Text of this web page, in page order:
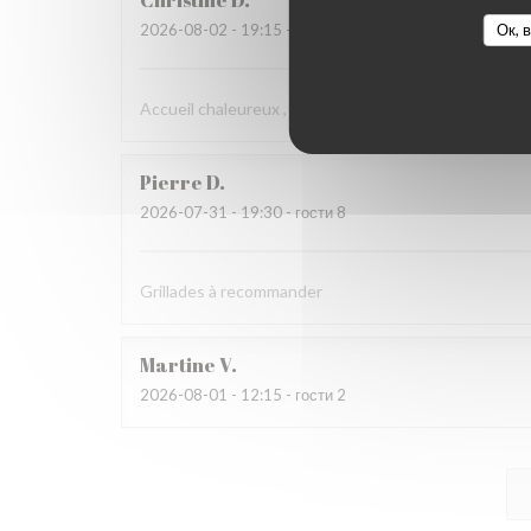
Ок,
2026-08-02 - 19:15 - гости 2
Accueil chaleureux , professionnel
PierreD
2026-07-31 - 19:30 - гости 8
Grillades à recommander
MartineV
2026-08-01 - 12:15 - гости 2